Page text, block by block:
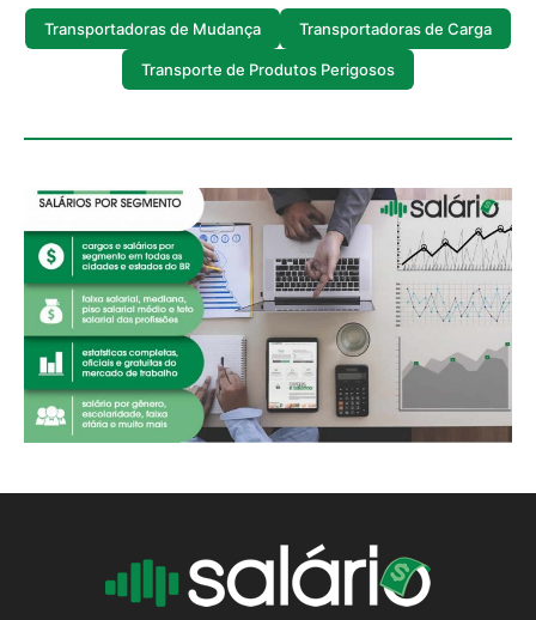
Transportadoras de Mudança Transportadoras de Carga
Transporte de Produtos Perigosos